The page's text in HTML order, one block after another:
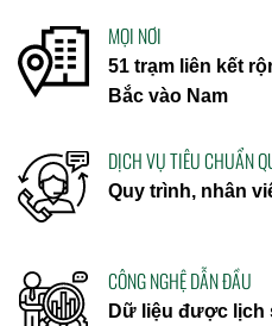
MỌI NƠI
51 trạm liên kết
Bắc vào Nam
DỊCH VỤ TIÊU CHUẨN
Quy trình, nhân
CÔNG NGHỆ DẪN ĐẦU
Dữ liệu được